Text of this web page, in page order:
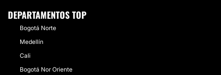
DEPARTAMENTOS TOP
Bogotá Norte
Medellín
Cali
Bogotá Nor Oriente